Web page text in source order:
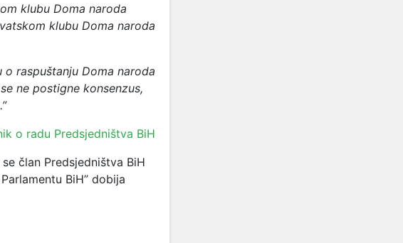
klubu Doma naroda
klubu Doma naroda
raspuštanju Doma naroda
ne postigne konsenzus,
o radu Predsjedništva BiH
član Predsjedništva BiH
BiH” dobija